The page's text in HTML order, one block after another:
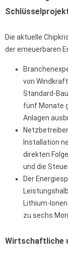
Die aktuelle
der erneuerbaren
von
Standard-
fünf Monate
Anlagen
Installation
direkten
und die
Der
Lithium-
zu sechs
Wirtschaftliche